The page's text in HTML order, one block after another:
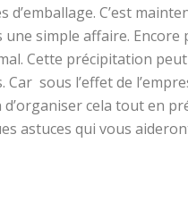
C’est
simple affaire. Encore
Cette précipitation
sous l’effet de
cela tout en
astuces qui vous